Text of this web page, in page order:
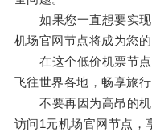
如果您一直想要实现
机场官网节点将成为您的
在这个低价机票节点
飞往世界各地，畅享旅行
不要再因为高昂的机
访问1元机场官网节点，